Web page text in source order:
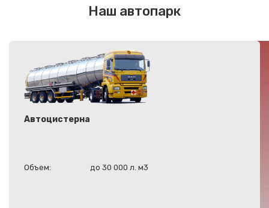
Наш автопарк
Автоцистерна
Объем: до 30 000 л. м3